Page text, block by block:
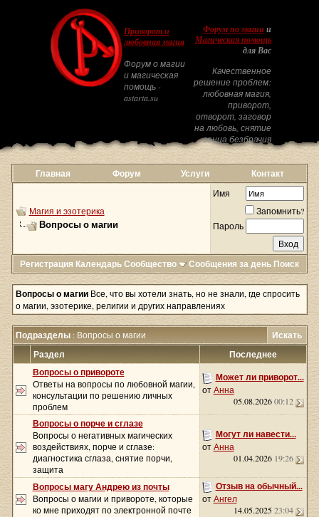
Приворот и
любовная магия
Форум о магии
и магическая
помощь -
astarta.su
Форум по магиии
Магическая помощь
для Вас
Качественное
решение проблем:
любовная магия,
приворот,
отворот, заговор
на любовь, снятие
венца безбрачия
Главная Форум Услуги Контакт
Магия и эзотерика
Вопросы о магии
Имя
Запомнить?
Пароль
Регистрация КалендарьСообщество Сообщения за день Поиск
Вопросы о магии Все, что вы хотели знать, но не знали, где спросить
о магии, эзотерике, религии и других направлениях
Подразделы: Вопросы о магии
Искать
Раздел
Последнее
Вопросы о привороте
Ответы на вопросы по любовной магии,
консультации по решению личных
проблем
Может ли приворот...
отАнна
05.08.202600:12
Вопросы о порче и сглазе
Вопросы о негативных магических
воздействиях, порче и сглазе:
диагностика сглаза, снятие порчи,
защита
Могут ли навести...
отАнна
01.04.2026 19:26
Вопросы магу Андрею из почты
Вопросы о магии и привороте, которые
ко мне приходят по электронной почте
Отзыв на обычный...
отАнгел
14.05.202523:04